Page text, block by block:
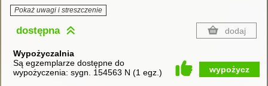
Pokaż uwagi i streszczenie
dostępna dodaj
Wypożyczalnia
Są egzemplarze dostępne do
wypożyczenia: sygn. 154563 N (1 egz.) wypożycz